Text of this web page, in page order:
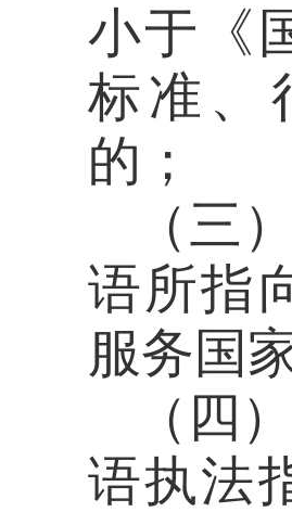
小于《
标准、
的；
（三
语所指
服务国
（四
语执法